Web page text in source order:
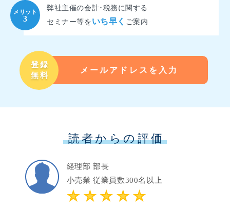
弊社主催の会計･税務に関する
セミナー等を いち早く ご案内
登録
無料
メールアドレスを入力
読者からの評価
経理部 部長
小売業 従業員数300名以上